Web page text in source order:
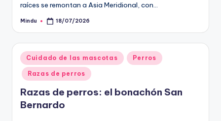
raíces se remontan a Asia Meridional, con…
Publicado
Mindu 18/07/2026
Publicado
en
Cuidado de las mascotas Perros
Razas de perros
Razas de perros: el bonachón San
Bernardo